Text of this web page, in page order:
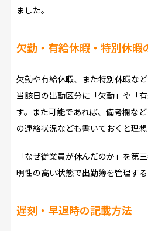
ました。
欠勤・有給休暇・特別休暇
欠勤や有給休暇、また特別休暇な
当該日の出勤区分に「欠勤」や「
す。また可能であれば、備考欄な
の連絡状況なども書いておくと理想
「なぜ従業員が休んだのか」を第
明性の高い状態で出勤簿を管理する
遅刻・早退時の記載方法